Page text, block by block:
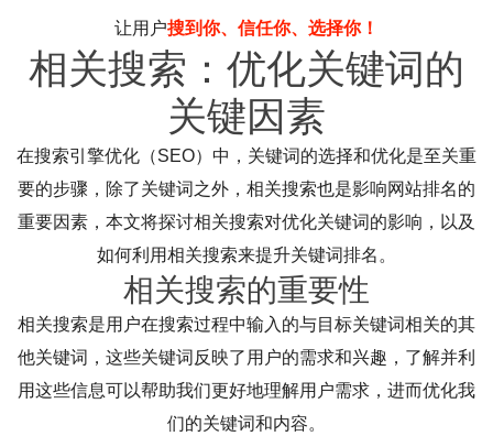
让用户搜到你、信任你、选择你！
相关搜索：优化关键词的
关键因素
在搜索引擎优化（SEO）中，关键词的选择和优化是至关重
要的步骤，除了关键词之外，相关搜索也是影响网站排名的
重要因素，本文将探讨相关搜索对优化关键词的影响，以及
如何利用相关搜索来提升关键词排名。
相关搜索的重要性
相关搜索是用户在搜索过程中输入的与目标关键词相关的其
他关键词，这些关键词反映了用户的需求和兴趣，了解并利
用这些信息可以帮助我们更好地理解用户需求，进而优化我
们的关键词和内容。